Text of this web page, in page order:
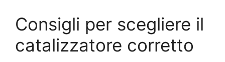
Consigli per scegliere il
catalizzatore corretto